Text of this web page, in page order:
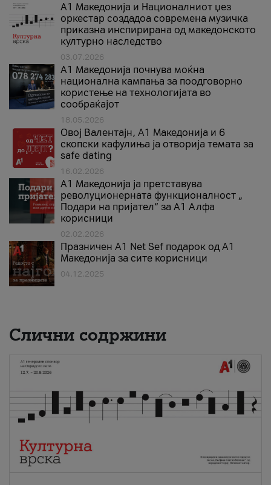
А1 Македонија и Националниот џез
оркестар создадоа современа музичка
приказна инспирирана од македонското
културно наследство
03.07.2026
A1 Македонија почнува моќна
национална кампања за поодговорно
користење на технологијата во
сообраќајот
18.05.2026
Овој Валентајн, A1 Македонија и 6
скопски кафулиња ја отворија темата за
safe dating
16.02.2026
А1 Македонија ја претставува
револуционерната функционалност „
Подари на пријател“ за А1 Алфа
корисници
02.02.2026
Празничен A1 Net Sеf подарок од А1
Македонија за сите корисници
04.12.2025
Слични содржини